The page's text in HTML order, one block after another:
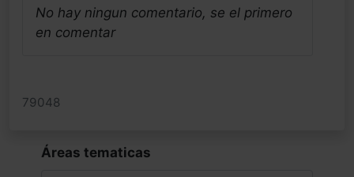
No hay ningun comentario, se el primero
en comentar
79048
Áreas tematicas